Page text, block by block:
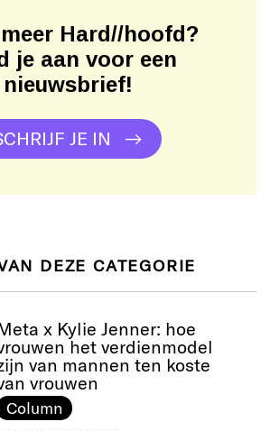
Hard//hoofd?
je aan voor een
nieuwsbrief!
JE IN
DEZE CATEGORIE
x Kylie Jenner: hoe
het verdienmodel
van mannen ten koste
vrouwen
Column